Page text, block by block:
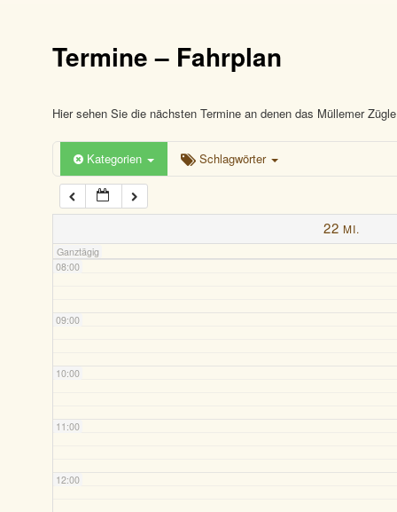
Termine – Fahrplan
Hier sehen Sie die nächsten Termine an denen das Müllemer
Kategorien Schlagwörter
22 MI.
Ganztägig
04:00
05:00
06:00
07:00
08:00
09:00
10:00
11:00
12:00